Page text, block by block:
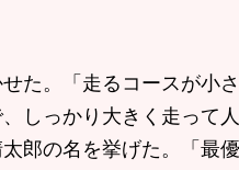
た。「走るコースが小さ
しっかり大きく走って人
郎の名を挙げた。「最優